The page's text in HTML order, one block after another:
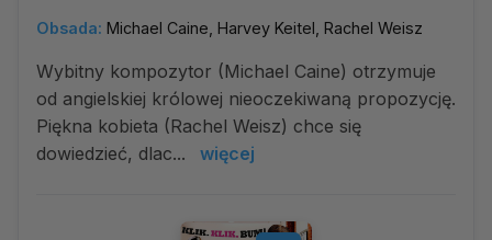
Obsada: Michael Caine, Harvey Keitel, Rachel Weisz
Wybitny kompozytor (Michael Caine) otrzymuje
od angielskiej królowej nieoczekiwaną propozycję.
Piękna kobieta (Rachel Weisz) chce się
dowiedzieć, dlac...
więcej